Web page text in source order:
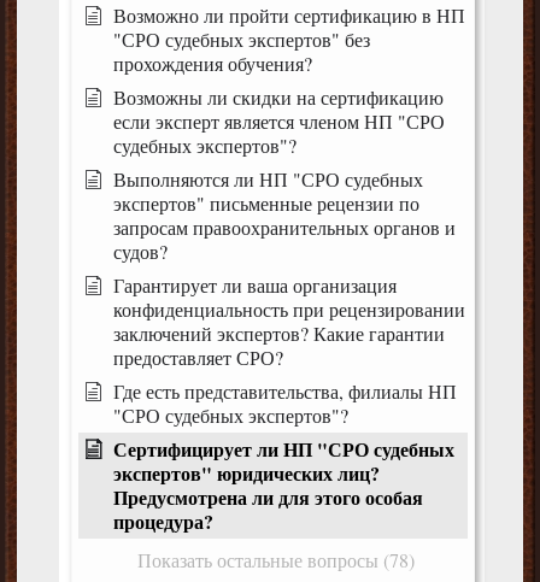
Возможно ли пройти сертификацию в НП
"СРО судебных экспертов" без
прохождения обучения?
Возможны ли скидки на сертификацию
если эксперт является членом НП "СРО
судебных экспертов"?
Выполняются ли НП "СРО судебных
экспертов" письменные рецензии по
запросам правоохранительных органов и
судов?
Гарантирует ли ваша организация
конфиденциальность при рецензировании
заключений экспертов? Какие гарантии
предоставляет СРО?
Где есть представительства, филиалы НП
"СРО судебных экспертов"?
Сертифицирует ли НП "СРО судебных
экспертов" юридических лиц?
Предусмотрена ли для этого особая
процедура?
Показать остальные вопросы (78)